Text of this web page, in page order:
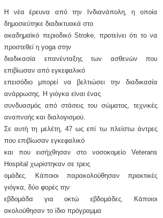
Η νέα έρευνα από την Ινδιανάπολη, η οποία
δημοσιεύτηκε διαδικτυακά στο
ακαδημαϊκό περιοδικό Stroke, προτείνει ότι το να
προστεθεί η yoga στην
διαδικασία επανένταξης των ασθενών που
επιβίωσαν από εγκεφαλικό
επεισόδιο μπορεί να βελτιώσει την διαδικασία
ανάρρωσης. Η γιόγκα είναι ένας
συνδυασμός από στάσεις του σώματος, τεχνικές
αναπνοής και διαλογισμού.
Σε αυτή τη μελέτη, 47 ως επί τω πλείστω άντρες
που επιβίωσαν εγκεφαλικό
και που εισήχθησαν στο νοσοκομείο Veterans
Hospital χωρίστηκαν σε τρεις
ομάδες. Κάποιοι παρακολούθησαν πρακτικές
γιόγκα, δύο φορές την
εβδομάδα για οκτώ εβδομάδες. Κάποιοι
ακολούθησαν το ίδιο πρόγραμμα